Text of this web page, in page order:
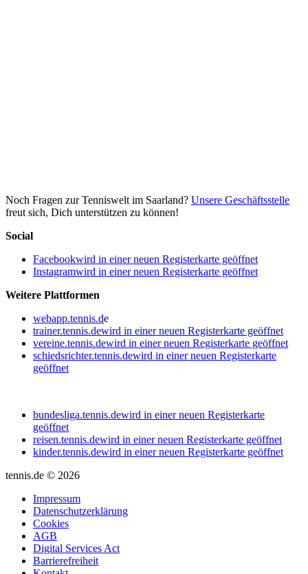
Noch Fragen zur Tenniswelt im Saarland? Unsere Geschäftsstelle
freut sich, Dich unterstützen zu können!
Social
Facebookwird in einer neuen Registerkarte geöffnet
Instagramwird in einer neuen Registerkarte geöffnet
Weitere Plattformen
webapp.tennis.de
trainer.tennis.dewird in einer neuen Registerkarte geöffnet
vereine.tennis.dewird in einer neuen Registerkarte geöffnet
schiedsrichter.tennis.dewird in einer neuen Registerkarte
geöffnet
bundesliga.tennis.dewird in einer neuen Registerkarte
geöffnet
reisen.tennis.dewird in einer neuen Registerkarte geöffnet
kinder.tennis.dewird in einer neuen Registerkarte geöffnet
tennis.de © 2026
Impressum
Datenschutzerklärung
Cookies
AGB
Digital Services Act
Barrierefreiheit